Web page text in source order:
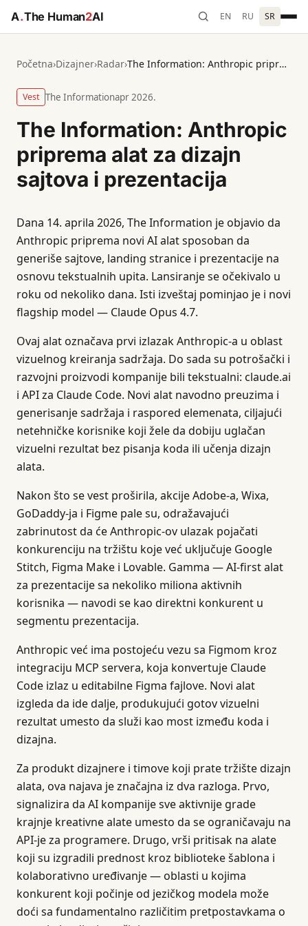
A.The Human2AI EN RU SR
Početna›Dizajner›Radar› The Information: Anthropic priprema alat za dizajn sajtova i prezentacija
Vest The Informationapr 2026.
The Information: Anthropic
priprema alat za dizajn
sajtova i prezentacija
Dana 14. aprila 2026, The Information je objavio da
Anthropic priprema novi AI alat sposoban da
generiše sajtove, landing stranice i prezentacije na
osnovu tekstualnih upita. Lansiranje se očekivalo u
roku od nekoliko dana. Isti izveštaj pominjao je i novi
flagship model — Claude Opus 4.7.
Ovaj alat označava prvi izlazak Anthropic-a u oblast
vizuelnog kreiranja sadržaja. Do sada su potrošački i
razvojni proizvodi kompanije bili tekstualni: claude.ai
i API za Claude Code. Novi alat navodno preuzima i
generisanje sadržaja i raspored elemenata, ciljajući
netehničke korisnike koji žele da dobiju uglačan
vizuelni rezultat bez pisanja koda ili učenja dizajn
alata.
Nakon što se vest proširila, akcije Adobe-a, Wixa,
GoDaddy-ja i Figme pale su, odražavajući
zabrinutost da će Anthropic-ov ulazak pojačati
konkurenciju na tržištu koje već uključuje Google
Stitch, Figma Make i Lovable. Gamma — AI-first alat
za prezentacije sa nekoliko miliona aktivnih
korisnika — navodi se kao direktni konkurent u
segmentu prezentacija.
Anthropic već ima postojeću vezu sa Figmom kroz
integraciju MCP servera, koja konvertuje Claude
Code izlaz u editabilne Figma fajlove. Novi alat
izgleda da ide dalje, produkujući gotov vizuelni
rezultat umesto da služi kao most između koda i
dizajna.
Za produkt dizajnere i timove koji prate tržište dizajn
alata, ova najava je značajna iz dva razloga. Prvo,
signalizira da AI kompanije sve aktivnije grade
krajnje kreativne alate umesto da se ograničavaju na
API-je za programere. Drugo, vrši pritisak na alate
koji su izgradili prednost kroz biblioteke šablona i
kolaborativno uređivanje — oblasti u kojima
konkurent koji počinje od jezičkog modela može
doći sa fundamentalno različitim pretpostavkama o